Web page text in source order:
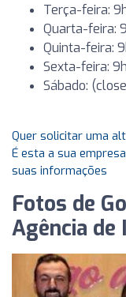
Terça-feira:
Quarta-feira:
Quinta-feira:
Sexta-feira:
Sábado:
Quer solicitar uma
É esta a sua
suas informações
Fotos de
Agência de